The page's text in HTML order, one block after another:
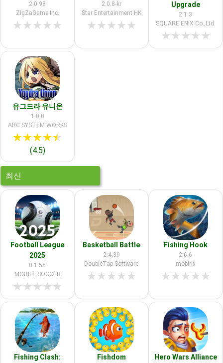
2.0.98
ZigZaGame Inc.
★★★★★
2.0.8-kr
Star Entertainment HK
★★★★★
Upgrade
2.1.3
SQUARE ENIX Co.,Ltd.
★★★★★
유그드라 유니온
1.0.0
ARC SYSTEM WORKS
★★★★★
(4.5)
최신
Football League
2025
0.1.55
MOBILE SOCCER
★★★★★
Basketball Battle
2.4.39
DoubleTap Software
★★★★★
Fishing Hook
2.6.6
mobirix
★★★★★
Fishing Clash:
Fishdom Hero Wars Alliance